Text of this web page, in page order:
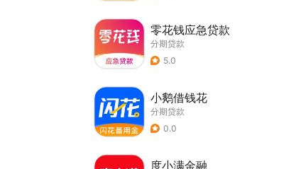
零花钱应急贷款
分期贷款
5.0
小鹅借钱花
分期贷款
0.0
度小满金融